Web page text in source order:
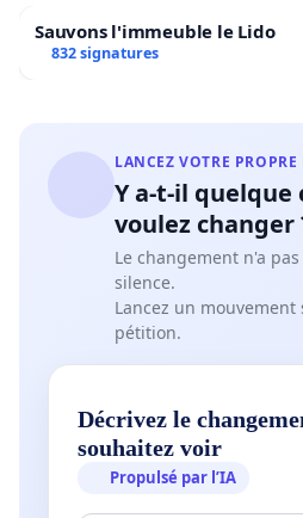
Sauvons l'immeuble le Lido
832 signatures
LANCEZ VOTRE
Y a-t-il quelque
voulez changer
Le changement n'a
silence.
Lancez un
pétition.
Décrivez le
souhaitez voir
Propulsé par l’IA